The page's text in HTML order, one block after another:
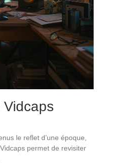
le reflet d’une époque,
permet de revisiter